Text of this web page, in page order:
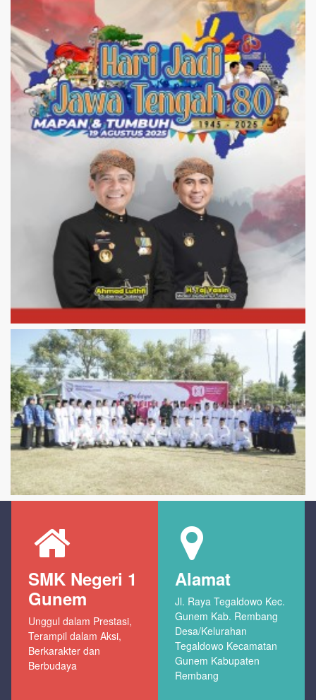
SMK Negeri 1
Gunem
Unggul dalam Prestasi,
Terampil dalam Aksi,
Berkarakter dan
Berbudaya
Alamat
Jl. Raya Tegaldowo Kec.
Gunem Kab. Rembang
Desa/Kelurahan
Tegaldowo Kecamatan
Gunem Kabupaten
Rembang